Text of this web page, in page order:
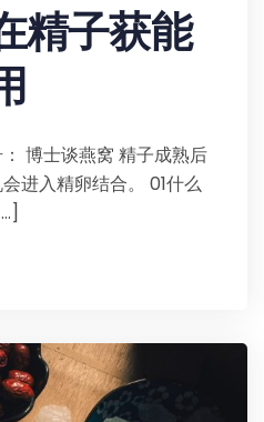
精子获能
博士谈燕窝 精子成熟后
进入精卵结合。 01什么